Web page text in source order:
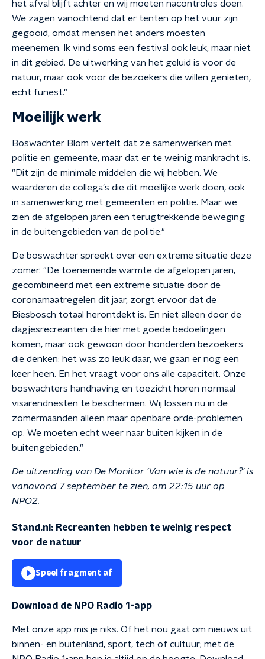
het afval blijft achter en wij moeten nacontroles doen.
We zagen vanochtend dat er tenten op het vuur zijn
gegooid, omdat mensen het anders moesten
meenemen. Ik vind soms een festival ook leuk, maar niet
in dit gebied. De uitwerking van het geluid is voor de
natuur, maar ook voor de bezoekers die willen genieten,
echt funest."
Moeilijk werk
Boswachter Blom vertelt dat ze samenwerken met
politie en gemeente, maar dat er te weinig mankracht is.
" Dit zijn de minimale middelen die wij hebben. We
waarderen de collega's die dit moeilijke werk doen, ook
in samenwerking met gemeenten en politie. Maar we
zien de afgelopen jaren een terugtrekkende beweging
in de buitengebieden van de politie."
De boswachter spreekt over een extreme situatie deze
zomer. "De toenemende warmte de afgelopen jaren,
gecombineerd met een extreme situatie door de
coronamaatregelen dit jaar, zorgt ervoor dat de
Biesbosch totaal herontdekt is. En niet alleen door de
dagjesrecreanten die hier met goede bedoelingen
komen, maar ook gewoon door honderden bezoekers
die denken: het was zo leuk daar, we gaan er nog een
keer heen. En het vraagt voor ons alle capaciteit. Onze
boswachters handhaving en toezicht horen normaal
visarendnesten te beschermen. Wij lossen nu in de
zomermaanden alleen maar openbare orde-problemen
op. We moeten echt weer naar buiten kijken in de
buitengebieden."
De uitzending van De Monitor 'Van wie is de natuur?' is
vanavond 7 september te zien, om 22:15 uur op
NPO2.
Stand.nl: Recreanten hebben te weinig respect
voor de natuur
Speel fragment af
Download de NPO Radio 1-app
Met onze app mis je niks. Of het nou gaat om nieuws uit
binnen- en buitenland, sport, tech of cultuur; met de